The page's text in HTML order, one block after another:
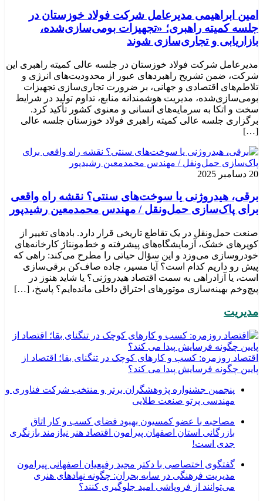
امین ابراهیمی مدیرعامل شرکت فولاد خوزستان در
جلسه کمیته راهبری؛ «تجهیزات بومی‌سازی‌شده،
بازاریابی و تجاری‌سازی شوند
مدیرعامل شرکت فولاد خوزستان در جلسه عالی کمیته راهبری این
شرکت، ضمن تشریح راهبردهای عبور از محدودیت‌های انرژی و
تلاطم‌های اقتصادی و جهانی، بر ضرورت تجاری‌سازی تجهیزات
بومی‌سازی‌شده، مدیریت هوشمندانه منابع، تداوم تولید در شرایط
سخت و اتکا به سرمایه‌های انسانی و معنوی کشور تأکید کرد.
برگزاری جلسه عالی کمیته راهبری فولاد خوزستان جلسه عالی
[…]
20 دسامبر 2025
برقی، هیدروژنی یا سوخت‌های سنتی؟ نقشه راه واقعی
برای پاک‌سازی حمل‌ونقل / مهندس محمدمعین رشیدپور
صنعت حمل‌ونقل در یک تقاطع تاریخی قرار دارد. بادهای تغییر از
کویرهای خشک، آزمایشگاه‌های پیشرفته و خط‌مونتاژ کارخانه‌های
خودروسازی می‌وزد و این سؤال حیاتی را مطرح می‌کند: راهی که
پیش رو داریم کدام است؟ آیا مسیر، جاده صاف‌کن برقی‌سازی
است، یا آزادراهی به سمت اقتصاد هیدروژنی؟ یا شاید هنوز در
پیچ‌وخم بهینه‌سازی موتورهای احتراق داخلی مانده‌ایم؟ پاسخ، […]
مدیریت
اقتصاد روزمره: کسب‌ و کارهای کوچک در تنگنای بقا؛ اقتصاد از
پایین چگونه فرسایش پیدا می کند؟
پنجمین جشنواره پژوهشگران برتر و منتخب شرکت فناوری و
مهندسی پرتو صنعت طلایی
مصاحبه با عضو کمسیون بهبود فضای کسب و کار اتاق
بازرگانی استان اصفهان پیرامون اقتصاد هنر نیازمند بازنگری
جدی است!
گفتگوی اختصاصی با دکتر مجید رفیعیان اصفهانی پیرامون
مدیریت فرهنگی در سایه بحران: چگونه نهادهای هنری
می‌توانند از فروپاشی امید جلوگیری کنند؟